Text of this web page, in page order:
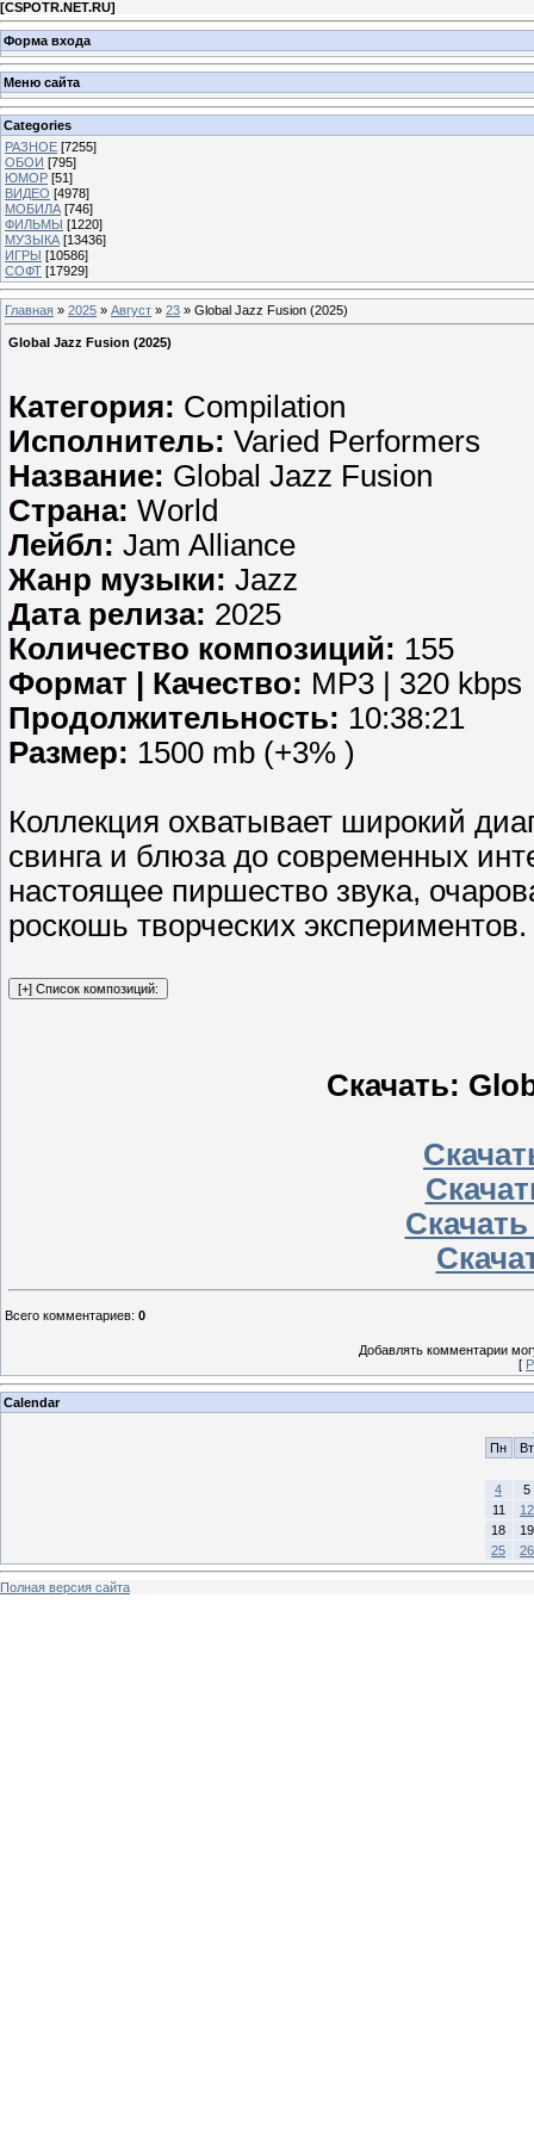
[CSPOTR.NET.RU]
Форма входа
Меню сайта
Categories
РАЗНОЕ [7255]
ОБОИ [795]
ЮМОР [51]
ВИДЕО [4978]
МОБИЛА [746]
ФИЛЬМЫ [1220]
МУЗЫКА [13436]
ИГРЫ [10586]
СОФТ [17929]
Главная » 2025 » Август » 23 » Global Jazz Fusion (2025)
Global Jazz Fusion (2025)
Категория: Compilation
Исполнитель: Varied Performers
Название: Global Jazz Fusion
Страна: World
Лейбл: Jam Alliance
Жанр музыки: Jazz
Дата релиза: 2025
Количество композиций: 155
Формат | Качество: MP3 | 320 kbps
Продолжительность: 10:38:21
Размер: 1500 mb (+3% )
Коллекция охватывает широкий
свинга и блюза до современных
настоящее пиршество звука,
роскошь творческих экспериментов.
Скачать:
Всего комментариев: 0
Добавлять комментарии
[
Calendar
Пн
Вт
4
5
11
12
18
19
25
26
Полная версия сайта